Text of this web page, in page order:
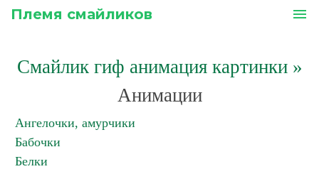
Племя смайликов menu
Смайлик гиф анимация картинки»
Анимации
Ангелочки, амурчики
Бабочки
Белки